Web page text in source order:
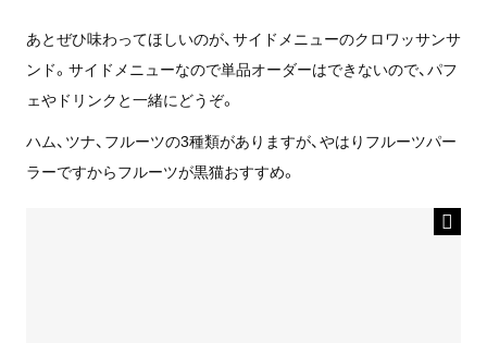
あとぜひ味わってほしいのが、サイドメニューのクロワッサンサ
ンド。サイドメニューなので単品オーダーはできないので、パフ
ェやドリンクと一緒にどうぞ。
ハム、ツナ、フルーツの3種類がありますが、やはりフルーツパー
ラーですからフルーツが黒猫おすすめ。